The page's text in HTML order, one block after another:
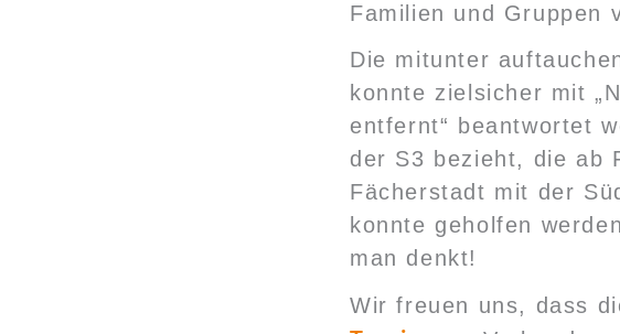
Familien und Gruppen
Die mitunter
konnte zielsicher mit
entfernt“ beantwortet
der S3 bezieht, die ab
Fächerstadt mit der
konnte geholfen
man denkt!
Wir freuen uns, dass